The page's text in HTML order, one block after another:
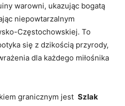
​warowni,⁣ ukazując bogatą‍
niepowtarzalnym
Częstochowskiej. To
się z dzikością ​przyrody,
dla ⁢każdego miłośnika‍
granicznym jest
Szlak